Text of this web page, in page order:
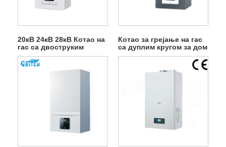
20кВ 24кВ 28кВ Котао на
гас са двоструким
кругом
Котао за грејање на гас
са дуплим кругом за дом